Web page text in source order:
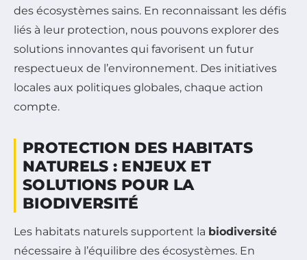
des écosystèmes sains. En reconnaissant les défis
liés à leur protection, nous pouvons explorer des
solutions innovantes qui favorisent un futur
respectueux de l’environnement. Des initiatives
locales aux politiques globales, chaque action
compte.
PROTECTION DES HABITATS
NATURELS : ENJEUX ET
SOLUTIONS POUR LA
BIODIVERSITÉ
Les habitats naturels supportent la biodiversité
nécessaire à l’équilibre des écosystèmes. En